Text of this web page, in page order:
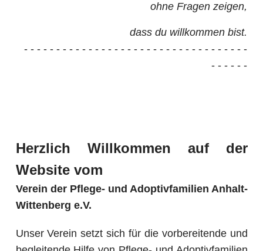
ohne Fragen zeigen,
dass du willkommen bist.
- - - - - - - - - - - - - - - - - - - - - - - - - - - - - - - - - - -
- - - - - -
Herzlich Willkommen auf der
Website vom
Verein der Pflege- und Adoptivfamilien Anhalt-
Wittenberg e.V.
Unser Verein setzt sich für die vorbereitende und